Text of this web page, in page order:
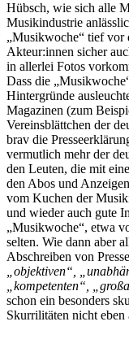
Hübsch, wie sich alle
Musikindustrie
„Musikwoche“ tief vor
Akteur:innen sicher
in allerlei Fotos
Dass die
Hintergründe
Magazinen (zum
Vereinsblättchen der
brav die
vermutlich mehr der
den Leuten, die mit
den Abos und
vom Kuchen der
und wieder auch gute
„Musikwoche“, etwa
selten. Wie dann aber
Abschreiben von
„objektiven“,
„kompetenten“,
schon ein besonders
Skurrilitäten nicht